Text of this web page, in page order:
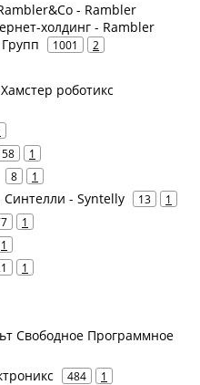
- Rambler
холдинг - Rambler
1001 2
роботикс
58 1
8 1
- Syntelly 13 1
1
1
1
Свободное Программное
484 1